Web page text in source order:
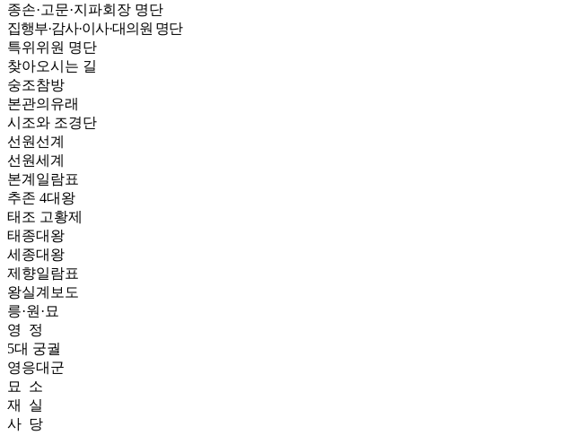
종손·고문·지파회장 명단
집행부·감사·이사·대의원 명단
특위위원 명단
찾아오시는 길
숭조참방
본관의유래
시조와 조경단
선원선계
선원세계
본계일람표
추존 4대왕
태조 고황제
태종대왕
세종대왕
제향일람표
왕실계보도
릉·원·묘
영 정
5대 궁궐
영응대군
묘 소
재 실
사 당